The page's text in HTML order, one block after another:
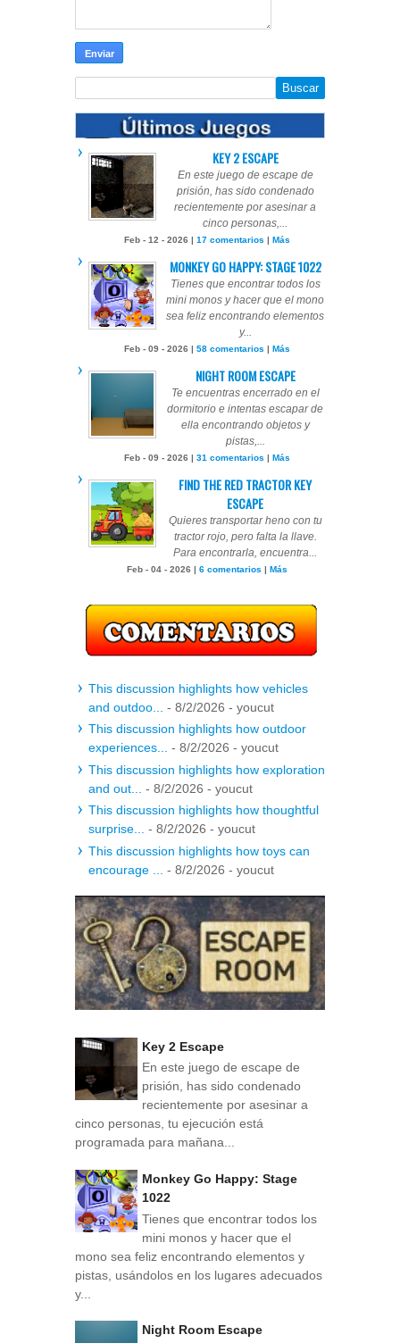
KEY 2 ESCAPE
En este juego de escape de
prisión, has sido condenado
recientemente por asesinar a
cinco personas,...
Feb - 12 - 2026 | 17 comentarios | Más
MONKEY GO HAPPY: STAGE 1022
Tienes que encontrar todos los
mini monos y hacer que el mono
sea feliz encontrando elementos
y...
Feb - 09 - 2026 | 58 comentarios | Más
NIGHT ROOM ESCAPE
Te encuentras encerrado en el
dormitorio e intentas escapar de
ella encontrando objetos y
pistas,...
Feb - 09 - 2026 | 31 comentarios | Más
FIND THE RED TRACTOR KEY
ESCAPE
Quieres transportar heno con tu
tractor rojo, pero falta la llave.
Para encontrarla, encuentra...
Feb - 04 - 2026 | 6 comentarios | Más
This discussion highlights how vehicles
and outdoo...
- 8/2/2026 - youcut
This discussion highlights how outdoor
experiences... - 8/2/2026 - youcut
This discussion highlights how exploration
and out...
- 8/2/2026 - youcut
This discussion highlights how thoughtful
surprise... - 8/2/2026 - youcut
This discussion highlights how toys can
encourage ...
- 8/2/2026 - youcut
Key 2 Escape
En este juego de escape de
prisión, has sido condenado
recientemente por asesinar a
cinco personas, tu ejecución está
programada para mañana...
Monkey Go Happy: Stage
1022
Tienes que encontrar todos los
mini monos y hacer que el
mono sea feliz encontrando elementos y
pistas, usándolos en los lugares adecuados
y...
Night Room Escape